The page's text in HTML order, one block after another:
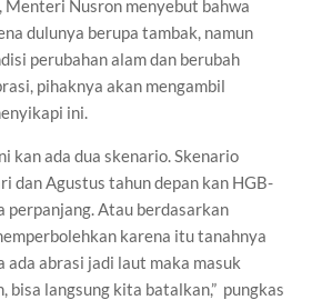
Nusron menyebut bahwa
dulunya berupa tambak, namun
perubahan alam dan berubah
pihaknya akan mengambil
ini.
kan ada dua skenario. Skenario
dan Agustus tahun depan kan HGB-
perpanjang. Atau berdasarkan
karena itu tanahnya
ada abrasi jadi laut maka masuk
bisa langsung kita batalkan,” pungkas